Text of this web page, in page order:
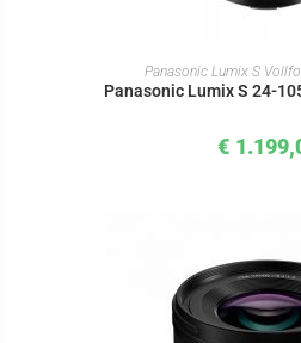
IN DEN
Panasonic Lumix S
Panasonic Lumix S 24-
€